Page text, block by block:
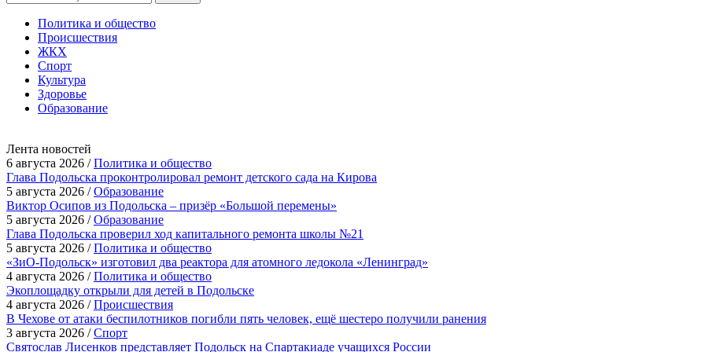
Политика и общество
Происшествия
ЖКХ
Спорт
Культура
Здоровье
Образование
Лента новостей
6 августа 2026 /Политика и общество
Глава Подольска проконтролировал ремонт детского сада на Кирова
5 августа 2026 /Образование
Виктор Осипов из Подольска – призёр «Большой перемены»
5 августа 2026 /Образование
Глава Подольска проверил ход капитального ремонта школы №21
5 августа 2026 /Политика и общество
«ЗиО-Подольск» изготовил два реактора для атомного ледокола «Ленинград»
4 августа 2026 /Политика и общество
Экоплощадку открыли для детей в Подольске
4 августа 2026 /Происшествия
В Чехове от атаки беспилотников погибли пять человек, ещё шестеро получили ранения
3 августа 2026 /Спорт
Святослав Лисенков представляет Подольск на Спартакиаде учащихся России